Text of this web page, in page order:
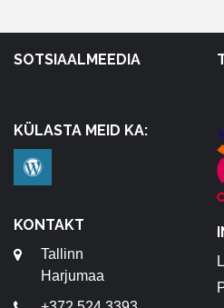
SOTSIAALMEEDIA
KÜLASTA MEID KA:
KONTAKT
Tallinn
Harjumaa